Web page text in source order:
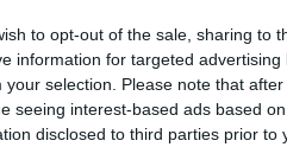
to opt-out of the sale, sharing to
information for targeted
your selection. Please note that
seeing interest-based ads based
disclosed to third parties prior
campionamenti anche nei
interessate dalle